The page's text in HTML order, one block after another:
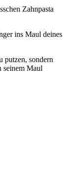
Zahnpasta
ins Maul deines
putzen, sondern
seinem Maul